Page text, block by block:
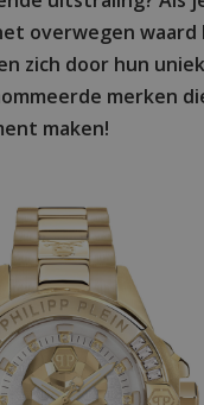
overwegen waard
zich door hun
merken
maken!